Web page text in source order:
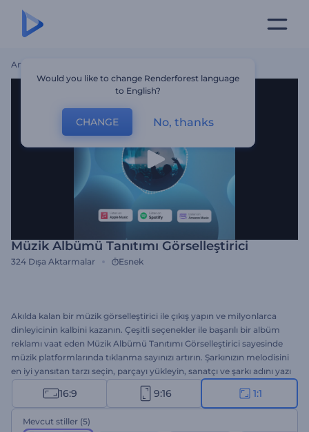
Ana Sayfa
Müzik Albümü Tanıtımı Görselleştirici
324 Dışa Aktarmalar Esnek
Akılda kalan bir müzik görselleştirici ile çıkış yapın ve milyonlarca
dinleyicinin kalbini kazanın. Çeşitli seçenekler ile başarılı bir albüm
reklamı vaat eden Müzik Albümü Tanıtımı Görselleştirici sayesinde
müzik platformlarında tıklanma sayınızı artırın. Şarkınızın melodisini
en iyi yansıtan tarzı seçin, parçayı yükleyin, sanatçı ve şarkı adını yazı
ve modern görselleştiriciye birkaç dakikada sahip olun. Albüm
tanıtımları, yeni çıkan single'lar, şarkı tanıtımları, cover sunumları vs.
için harika bir seçenek. Müzik sektöründe başarılı bir kariyer için bu
müzik görselleştiriciyi bir atlama taşı olarak kullanın ve tanıtım için
16:9 9:16 1:1
Mevcut stiller (5)
Would you like to change Renderforest language
to English?
CHANGE No, thanks